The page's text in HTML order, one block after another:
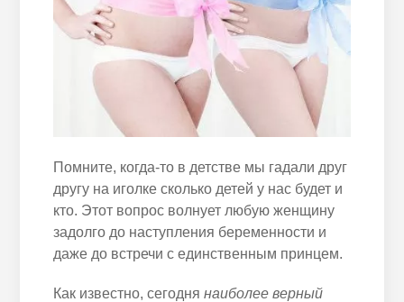
Помните, когда-то в детстве мы гадали друг
другу на иголке сколько детей у нас будет и
кто. Этот вопрос волнует любую женщину
задолго до наступления беременности и
даже до встречи с единственным принцем.
Как известно, сегодня наиболее верный